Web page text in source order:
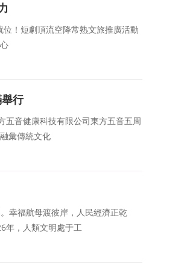
！短劇頂流空降常熟文旅推廣活動
行
音健康科技有限公司東方五音五周
彙傳統文化
幸福航母渡彼岸，人民經濟正乾
年，人類文明處于工